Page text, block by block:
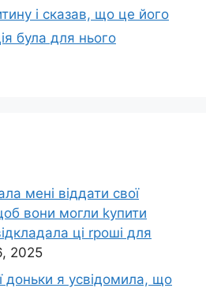
і сказав, що це його
була для нього
мені віддати свої
вони могли kупити
ці rроші для
2025
доньки я усвідомила, що